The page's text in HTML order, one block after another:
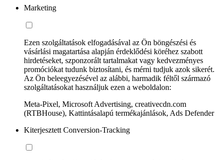
Marketing
Ezen szolgáltatások elfogadásával az Ön böngészési és
vásárlási magatartása alapján érdeklődési köréhez szabott
hirdetéseket, szponzorált tartalmakat vagy kedvezményes
promóciókat tudunk biztosítani, és mérni tudjuk azok sikerét.
Az Ön beleegyezésével az alábbi, harmadik féltől származó
szolgáltatásokat használjuk ezen a weboldalon:
Meta-Pixel, Microsoft Advertising, creativecdn.com
(RTBHouse), Kattintásalapú termékajánlások, Ads Defender
Kiterjesztett Conversion-Tracking